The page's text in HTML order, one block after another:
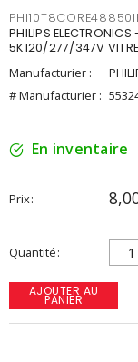
PHILIPS
5K120/277/347V VITRE
Manufacturier :
# Manufacturier :
En inventaire
Prix
Quantité
AJOUTER AU
PANIER